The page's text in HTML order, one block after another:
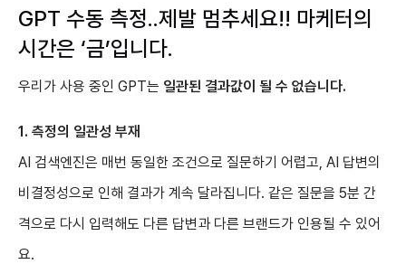
GPT 수동 측정..제발 멈추세요!! 마케터의
시간은 ‘금’입니다.
우리가 사용 중인 GPT는 일관된 결과값이 될 수 없습니다.
1. 측정의 일관성 부재
AI 검색엔진은 매번 동일한 조건으로 질문하기 어렵고, AI 답변의
비결정성으로 인해 결과가 계속 달라집니다. 같은 질문을 5분 간
격으로 다시 입력해도 다른 답변과 다른 브랜드가 인용될 수 있어
요.